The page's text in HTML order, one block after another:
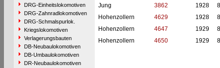
DRG-Einheitslokomotiven
DRG-Zahnradlokomotiven
DRG-Schmalspurlok.
Kriegslokomotiven
Verlagerungsbauten
DB-Neubaulokomotiven
DB-Umbaulokomotiven
DR-Neubaulokomotiven
Jung
3862 1928
Hohenzollern
4629 1928
Hohenzollern
4647 1929
Hohenzollern
4650 1929